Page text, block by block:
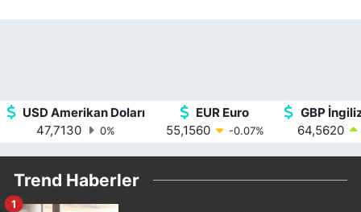
USD Amerikan Doları
47,7130
0%
EUR Euro
55,1560
-0.07%
GBP
64,5620
Trend Haberler
1